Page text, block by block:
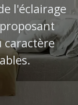
l'éclairage
caractère